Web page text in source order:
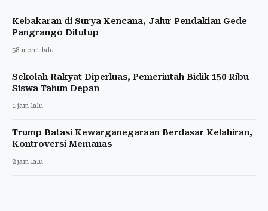
Kebakaran di Surya Kencana, Jalur Pendakian Gede
Pangrango Ditutup
58 menit lalu
Sekolah Rakyat Diperluas, Pemerintah Bidik 150 Ribu
Siswa Tahun Depan
1 jam lalu
Trump Batasi Kewarganegaraan Berdasar Kelahiran,
Kontroversi Memanas
2 jam lalu